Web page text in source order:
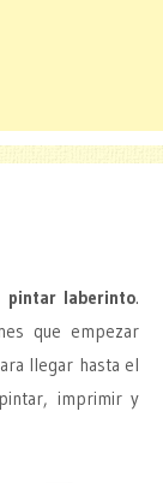
pintar laberinto.
que empezar
llegar hasta el
imprimir y